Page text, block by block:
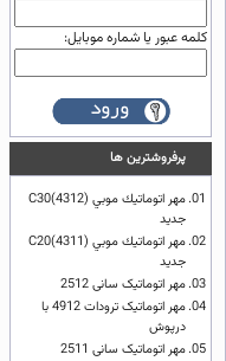
کلمه عبور یا شماره موبایل:
پرفروشترين ها
01.
مهر اتوماتيك موبي (4312)C30
جدید
02.
مهر اتوماتيك موبي (4311)C20
جدید
03. مهر اتوماتیک سانی 2512
04.
مهر اتوماتیک ترودات 4912 با
درپوش
05. مهر اتوماتیک سانی 2511